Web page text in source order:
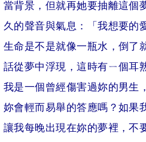
當背景，但就再她要抽離這個
久的聲音與氣息：「我想要的
生命是不是就像一瓶水，倒了
話從夢中浮現，這時有ㄧ個耳
我是一個曾經傷害過妳的男生
妳會輕而易舉的答應嗎？如果
讓我每晚出現在妳的夢裡，不